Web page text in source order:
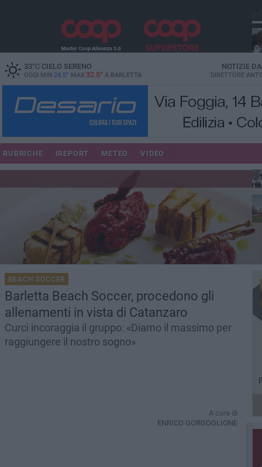
33°CCIELO SERENO
OGGI MIN 24.5° MAX 32.5° A BARLETTA
NOTIZIE
DIRETTORE
RUBRICHE IREPORT METEO VIDEO
BEACH SOCCER
Barletta Beach Soccer, procedono gli
allenamenti in vista di Catanzaro
Curci incoraggia il gruppo: «Diamo il massimo per
raggiungere il nostro sogno»
A cura di
ENRICO GORGOGLIONE